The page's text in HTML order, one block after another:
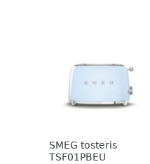
SMEG tosteris
TSF01PBEU